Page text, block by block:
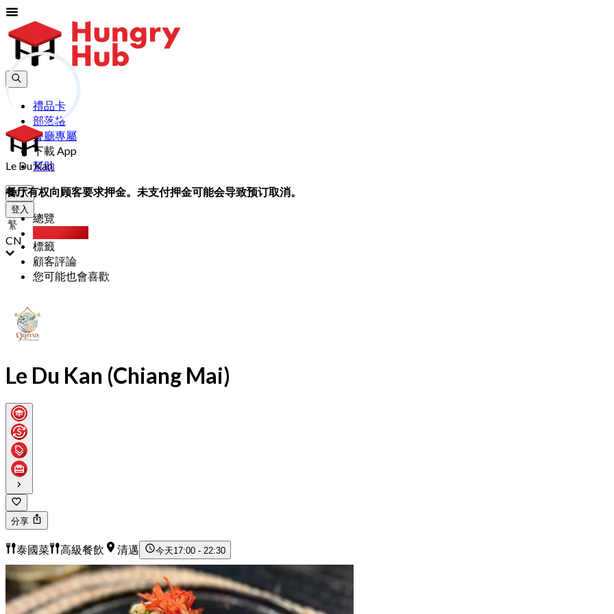
禮品卡
部落格
餐廳專屬
下載 App
幫助
加入
登入
CN
Le Du Kan
餐厅有权向顾客要求押金。未支付押金可能会导致预订取消。
總覽
標籤
顧客評論
您可能也會喜歡
Le Du Kan (Chiang Mai)
分享
泰國菜 高級餐飲 清邁 今天17:00 - 22:30